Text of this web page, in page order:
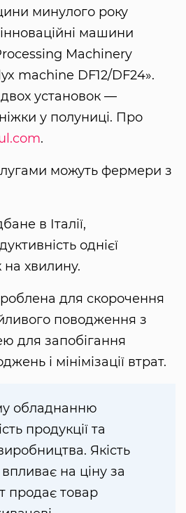
минулого року
машини
Machinery
machine DF12/DF24».
установок —
у полуниці. Про
.
можуть фермери з
в Італії,
однієї
хвилину.
для скорочення
поводження з
для запобігання
і мінімізації втрат.
обладнанню
продукції та
Якість
на ціну за
продає товар